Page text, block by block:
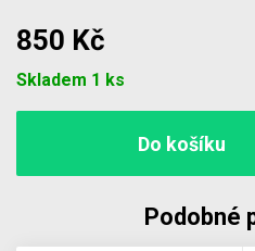
850 Kč
Skladem 1 ks
Podobné